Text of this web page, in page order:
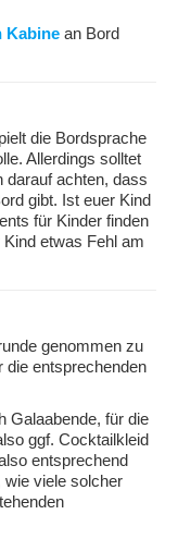
Kabine an Bord
die Bordsprache
Allerdings solltet
darauf achten, dass
gibt. Ist euer Kind
für Kinder finden
etwas Fehl am
genommen zu
die entsprechenden
Galaabende, für die
ggf. Cocktailkleid
entsprechend
wie viele solcher